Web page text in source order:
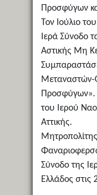
Προσφύγων
Τον Ιούλιο
Ιερά Σύνοδο
Αστικής Μη
Μεταναστών-
Προσφύγων».
του Ιερού
Αττικής.
Σύνοδο της
Ελλάδος στις